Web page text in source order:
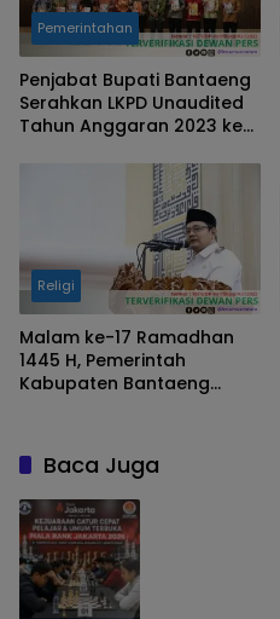
Pemerintahan
Penjabat Bupati Bantaeng
Serahkan LKPD Unaudited
Tahun Anggaran 2023 ke
Religi
Malam ke-17 Ramadhan
1445 H, Pemerintah
Kabupaten Bantaeng
Baca Juga